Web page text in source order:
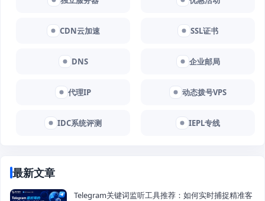
CDN云加速 SSL证书
DNS 企业邮局
代理IP 动态拨号VPS
IDC系统评测 IEPL专线
最新文章
Telegram关键词监听工具推荐：如何实时捕捉精准客